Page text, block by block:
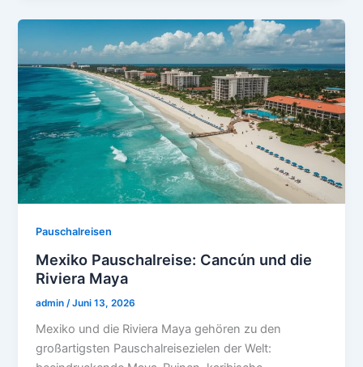
Pauschalreisen
Mexiko Pauschalreise: Cancún und die
Riviera Maya
admin /Juni 13, 2026
Mexiko und die Riviera Maya gehören zu den
großartigsten Pauschalreisezielen der Welt: